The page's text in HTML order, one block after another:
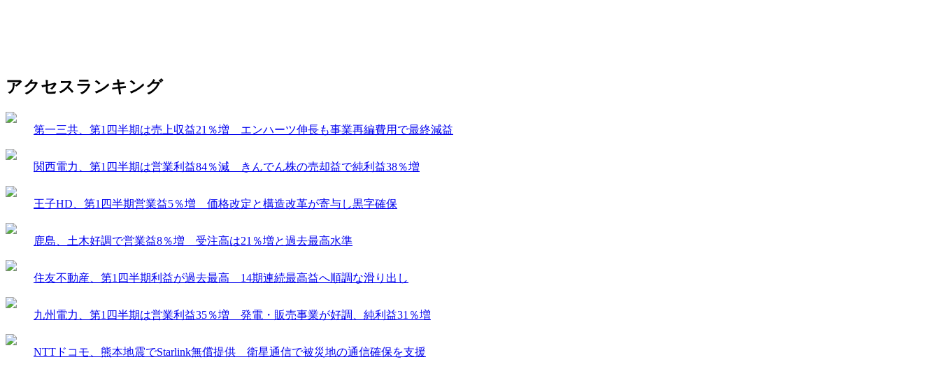
アクセスランキング
第一三共、第1四半期は売上収益21％増 エンハーツ伸長も事業再編費用で最終減益
関西電力、第1四半期は営業利益84％減 きんでん株の売却益で純利益38％増
王子HD、第1四半期営業益5％増 価格改定と構造改革が寄与し黒字確保
鹿島、土木好調で営業益8％増 受注高は21％増と過去最高水準
住友不動産、第1四半期利益が過去最高 14期連続最高益へ順調な滑り出し
九州電力、第1四半期は営業利益35％増 発電・販売事業が好調、純利益31％増
NTTドコモ、熊本地震でStarlink無償提供 衛星通信で被災地の通信確保を支援